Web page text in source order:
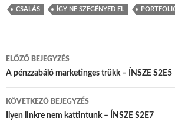
CSALÁS ÍGY NE SZEGÉNYED EL
Bejegyzés
navigáció
ELŐZŐ BEJEGYZÉS
A pénzzabáló marketinges trükk – ÍNSZE S2E5
KÖVETKEZŐ BEJEGYZÉS
Ilyen linkre nem kattintunk – ÍNSZE S2E7